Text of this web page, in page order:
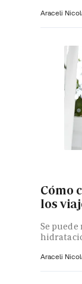
Araceli
Cómo
los
Se
Araceli